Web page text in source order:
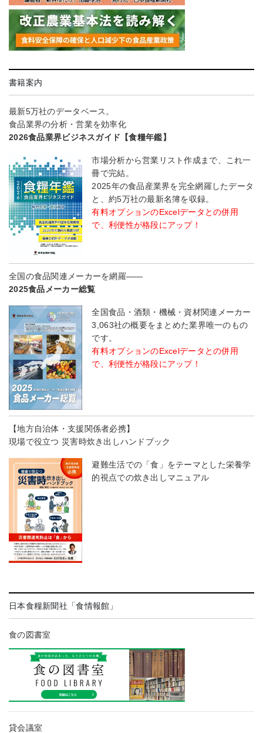
書籍案内
最新5万社のデータベース。
食品業界の分析・営業を効率化
2026食品業界ビジネスガイド【食糧年鑑】
市場分析から営業リスト作成まで、これ一
冊で完結。
2025年の食品産業界を完全網羅したデータ
と、約5万社の最新名簿を収録。
有料オプションのExcelデータとの併用
で、利便性が格段にアップ！
全国の食品関連メーカーを網羅――
2025食品メーカー総覧
全国食品・酒類・機械・資材関連メーカー
3,063社の概要をまとめた業界唯一のもの
です。
有料オプションのExcelデータとの併用
で、利便性が格段にアップ！
【地方自治体・支援関係者必携】
現場で役立つ 災害時炊き出しハンドブック
避難生活での「食」をテーマとした栄養学
的視点での炊き出しマニュアル
日本食糧新聞社「食情報館」
食の図書室
貸会議室